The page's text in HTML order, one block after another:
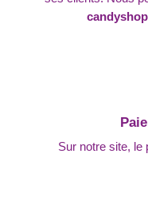
Sur notre site, le